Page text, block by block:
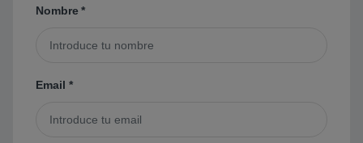
Nombre*
Email *